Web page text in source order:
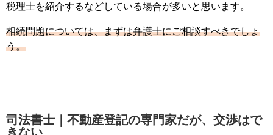
税理士を紹介するなどしている場合が多いと思います。
相続問題については、まずは弁護士にご相談すべきでしょ
う。
司法書士｜不動産登記の専門家だが、交渉はで
きない